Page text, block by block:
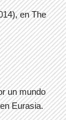
en The
un mundo
Eurasia.